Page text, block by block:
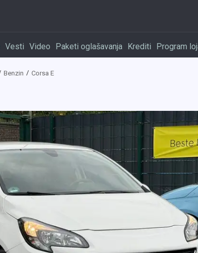
Vesti Video Paketi oglašavanja Krediti Program
Benzin Corsa E